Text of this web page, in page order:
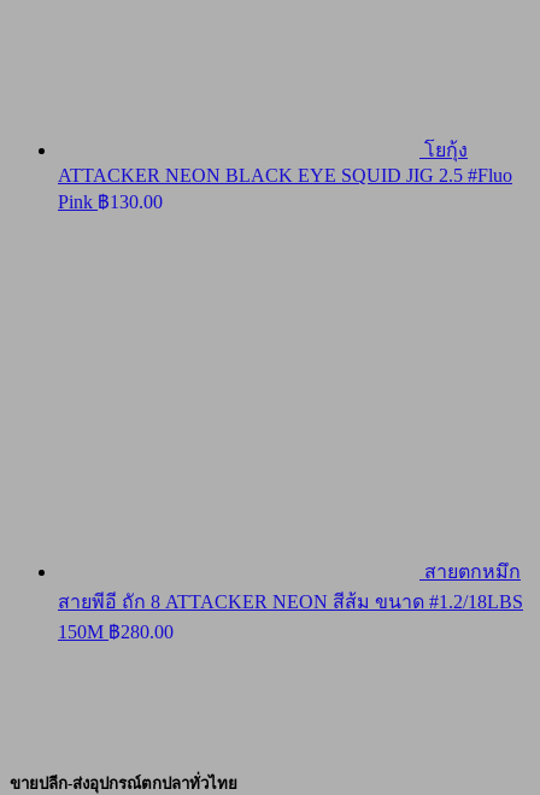
โยกุ้ง
ATTACKER NEON BLACK EYE SQUID JIG 2.5 #Fluo
Pink ฿130.00
สายตกหมึก
สายพีอี ถัก 8 ATTACKER NEON สีส้ม ขนาด #1.2/18LBS
150M ฿280.00
ขายปลีก-ส่งอุปกรณ์ตกปลาทั่วไทย